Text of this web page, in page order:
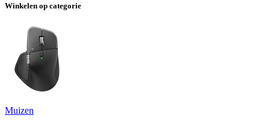
Winkelen op categorie
Muizen